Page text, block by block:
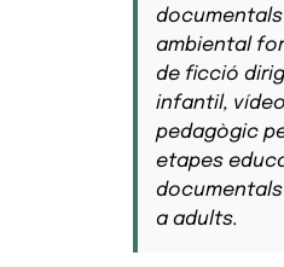
ambiental
de ficció
infantil,
pedagògic
etapes
a adults.